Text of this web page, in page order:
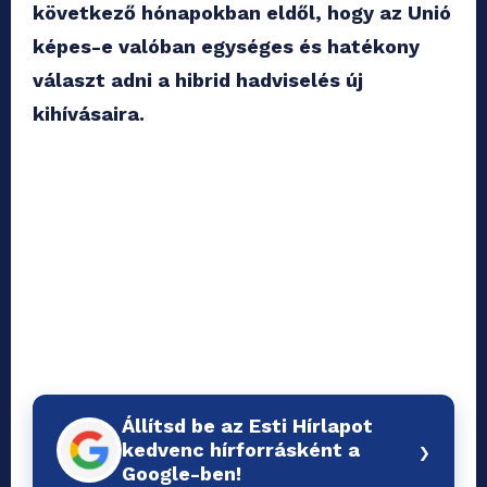
következő hónapokban eldől, hogy az Unió
képes-e valóban egységes és hatékony
választ adni a hibrid hadviselés új
kihívásaira.
Állítsd be az Esti Hírlapot
kedvenc hírforrásként a
Google-ben!
›